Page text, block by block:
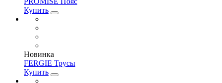
Купить
Новинка
FERGIE Трусы
Купить